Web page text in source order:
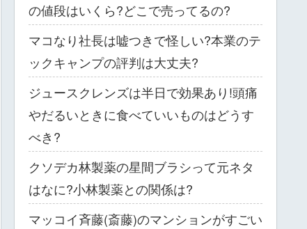
の値段はいくら?どこで売ってるの?
マコなり社長は嘘つきで怪しい?本業のテ
ックキャンプの評判は大丈夫?
ジュースクレンズは半日で効果あり!頭痛
やだるいときに食べていいものはどうす
べき?
クソデカ林製薬の星間ブラシって元ネタ
はなに?小林製薬との関係は?
マッコイ斉藤(斎藤)のマンションがすごい